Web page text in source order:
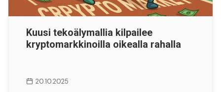
Kuusi tekoälymallia kilpailee
kryptomarkkinoilla oikealla rahalla
20.10.2025